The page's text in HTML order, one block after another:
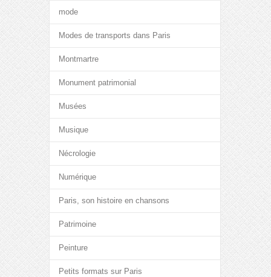
mode
Modes de transports dans Paris
Montmartre
Monument patrimonial
Musées
Musique
Nécrologie
Numérique
Paris, son histoire en chansons
Patrimoine
Peinture
Petits formats sur Paris